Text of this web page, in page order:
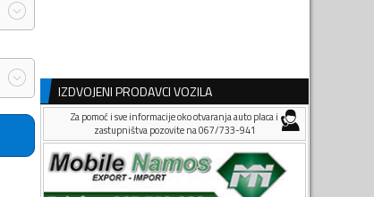
IZDVOJENI PRODAVCI VOZILA
Za pomoć i sve informacije oko otvaranja auto placa i
zastupništva pozovite na 067/733-941